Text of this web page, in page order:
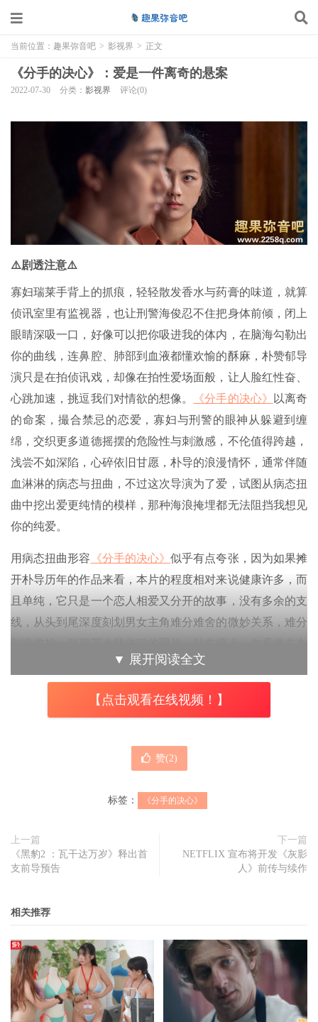
当前位置： 趣果弥音吧 > 影视界 > 正文
《分手的决心》：爱是一件离奇的悬案
2022-07-30 分类： 影视界 评论(0)
⚠️剧透注意⚠️
寡妇瑞莱手背上的抓痕，轻轻散发香水与药膏的味道，就算
侦讯室里有监视器，也让刑警海俊忍不住把身体前倾，闭上
眼睛深吸一口，好像可以把你吸进我的体内，在脑海勾勒出
你的曲线，连鼻腔、肺部到血液都懂欢愉的酥麻，朴赞郁导
演只是在拍侦讯戏，却像在拍性爱场面般，让人脸红性奋、
心跳加速，挑逗我们对情欲的想像。
《分手的决心》
以离奇
的命案，撮合禁忌的恋爱，寡妇与刑警的眼神从躲避到缠
绵，交织更多道德摇摆的危险性与刺激感，不伦值得跨越，
浅尝不如深陷，心碎依旧甘愿，朴导的浪漫情怀，通常伴随
血淋淋的病态与扭曲，不过这次导演为了爱，试图从病态扭
曲中挖出爱更纯情的模样，那种海浪掩埋都无法阻挡我想见
你的纯爱。
用病态扭曲形容 《分手的决心》似乎有点夸张，因为如果摊
开朴导历年的作品来看，本片的程度相对来说健康许多，而
且单纯，它只是一个恋人相爱又分开的故事，没有多余的支
线，从头到尾深度刻划男女主角难分难舍的微妙关系，难分
案，其实是偷偷想她，但越想她就越迷惘；难舍到瑞莱用手
机录下海俊的告别，没把手机丢进大海，不是因为想当作证
据要害他，而是一直都很想他，但也只能到想他为止。
正叙为主，朴导减少反转的次数与强度，将更多的巧思投入
的镜头语言就能发现：镜头一下聚焦在侦讯室内的人物，一
色根本藏不住的心思；或是海俊半夜跟监瑞莱时，想像自己
也在公寓里与瑞莱共处一室，享受偷窥的快感，海俊从屋顶
活、新鲜的感受，彷彿我们的道德感也在崩解的同时，又忍
汤唯饰演的寡妇瑞莱，以及朴海日饰演的刑警海俊，把两位
只想沉溺在一起的恋人，诠释得让人不寒而栗，有时会觉得
像恐怖电影，海俊的行为显然不恰当，但瑞莱也不惶多让，
▼ 展开阅读全文
【点击观看在线视频！】
赞(2)
标签： 《分手的决心》
上一篇
《黑豹2 ：瓦干达万岁》释出首
支前导预告
下一篇
NETFLIX 宣布将开发《灰影
人》前传与续作
相关推荐